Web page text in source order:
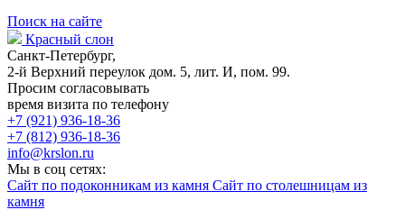
Поиск на сайте
Красный слон
Санкт-Петербург,
2-й Верхний переулок дом. 5, лит. И, пом. 99.
Просим согласовывать
время визита по телефону
+7 (921) 936-18-36
+7 (812) 936-18-36
info@krslon.ru
Мы в соц сетях:
Сайт по подоконникам из камня Сайт по столешницам из
камня